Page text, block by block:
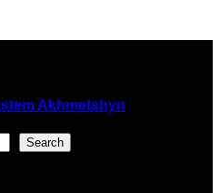
Akhmetshyn
Search